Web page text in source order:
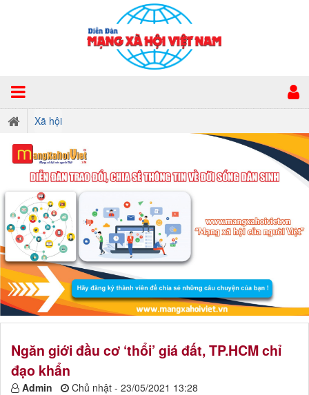
Xã hội
Ngăn giới đầu cơ ‘thổi’ giá đất, TP.HCM chỉ
đạo khẩn
Admin Chủ nhật - 23/05/2021 13:28